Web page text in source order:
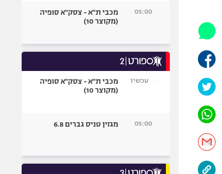
אופניים
כדורמים
פוטבול אמריקאי NFL
בייסבול MLB
ספורט אתגרי
05:00
מכבי ת"א - צסק"א סופיה
(מקוצר 10)
עכשיו
מכבי ת"א - צסק"א סופיה
(מקוצר 10)
05:00 מגזין טניס גברים 6.8